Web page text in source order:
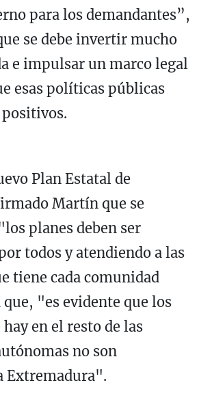
para los demandantes”,
se debe invertir mucho
e impulsar un marco legal
esas políticas públicas
Plan Estatal de
Martín que se
planes deben ser
todos y atendiendo a las
tiene cada comunidad
"es evidente que los
en el resto de las
no son
Extremadura".